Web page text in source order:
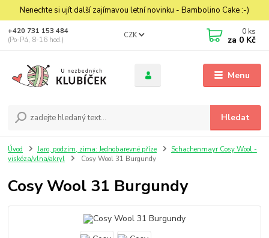
Nenechte si ujít další zajímavou letní novinku - Bambolino Cake :-)
Menu
CZK
Hledat
+420 731 153 484
(Po-Pá, 8-16 hod.)
0 ks
za 0 Kč
Úvod Jaro, podzim, zima: Jednobarevné příze
Schachenmayr Cosy Wool -
viskóza/vlna/akryl
Cosy Wool 31 Burgundy
Cosy Wool 31 Burgundy